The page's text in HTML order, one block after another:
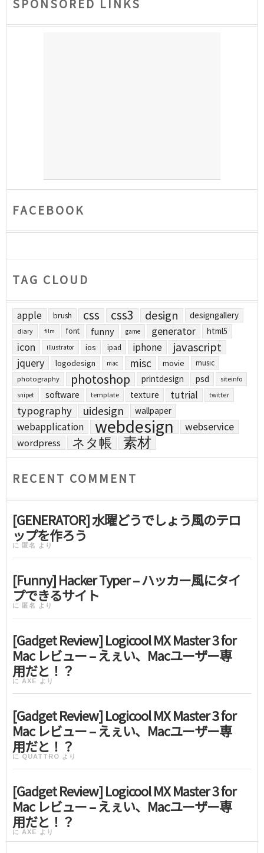
SPONSORED LINKS
FACEBOOK
TAG CLOUD
apple brush css css3 design designgallery
diary film font funny game generator html5
icon illustrator ios ipad iphone javascript
jquery logodesign mac misc movie music
photography photoshop printdesign psd siteinfo
snipet software template texture tutrial twitter
typography uidesign wallpaper
webapplication webdesign webservice
wordpress ネタ帳 素材
RECENT COMMENT
[GENERATOR] 水曜どうでしょう風のテロ
ップを作ろう
に 匿名 より
[Funny] Hacker Typer – ハッカー風にタイ
プできるサイト
に 匿名 より
[Gadget Review] Logicool MX Master 3 for
Mac レビュー – えぇい、Macユーザー専
用だと！？
に AXE より
[Gadget Review] Logicool MX Master 3 for
Mac レビュー – えぇい、Macユーザー専
用だと！？
に QUATTRO より
[Gadget Review] Logicool MX Master 3 for
Mac レビュー – えぇい、Macユーザー専
用だと！？
に AXE より